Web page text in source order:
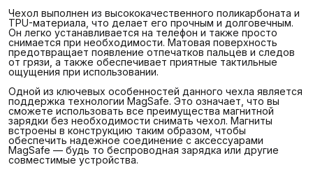
Чехол выполнен из высококачественного поликарбоната и
TPU-материала, что делает его прочным и долговечным.
Он легко устанавливается на телефон и также просто
снимается при необходимости. Матовая поверхность
предотвращает появление отпечатков пальцев и следов
от грязи, а также обеспечивает приятные тактильные
ощущения при использовании.
Одной из ключевых особенностей данного чехла является
поддержка технологии MagSafe. Это означает, что вы
сможете использовать все преимущества магнитной
зарядки без необходимости снимать чехол. Магниты
встроены в конструкцию таким образом, чтобы
обеспечить надежное соединение с аксессуарами
MagSafe — будь то беспроводная зарядка или другие
совместимые устройства.